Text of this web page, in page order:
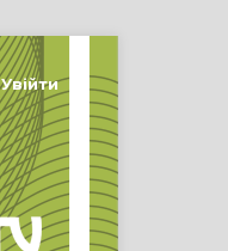
Увійти